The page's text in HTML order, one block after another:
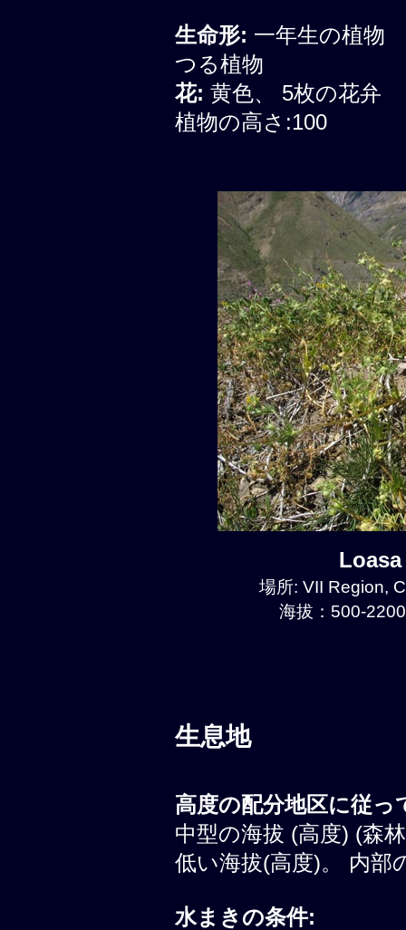
生命形: 一年生の植物
つる植物
花: 黄色、 5枚の花弁
植物の高さ:100
場所: VII Region,
海拔：500-
生息地
高度の配分地区に従っ
中型の海拔 (高度) (森
低い海拔(高度)。 内部
水まきの条件: